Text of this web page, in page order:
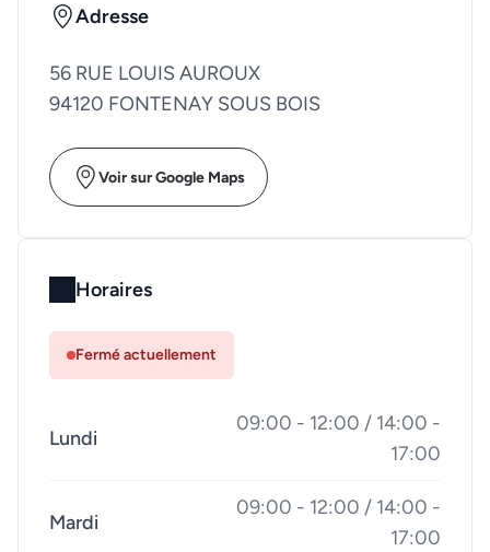
Adresse
56 RUE LOUIS AUROUX
94120 FONTENAY SOUS BOIS
Voir sur Google Maps
Horaires
Fermé actuellement
Lundi
09:00 - 12:00 / 14:00 -
17:00
Mardi
09:00 - 12:00 / 14:00 -
17:00